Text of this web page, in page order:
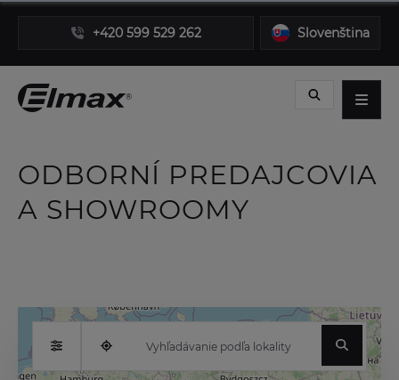
+420 599 529 262 Slovenština
ODBORNÍ PREDAJCOVIA
A SHOWROOMY